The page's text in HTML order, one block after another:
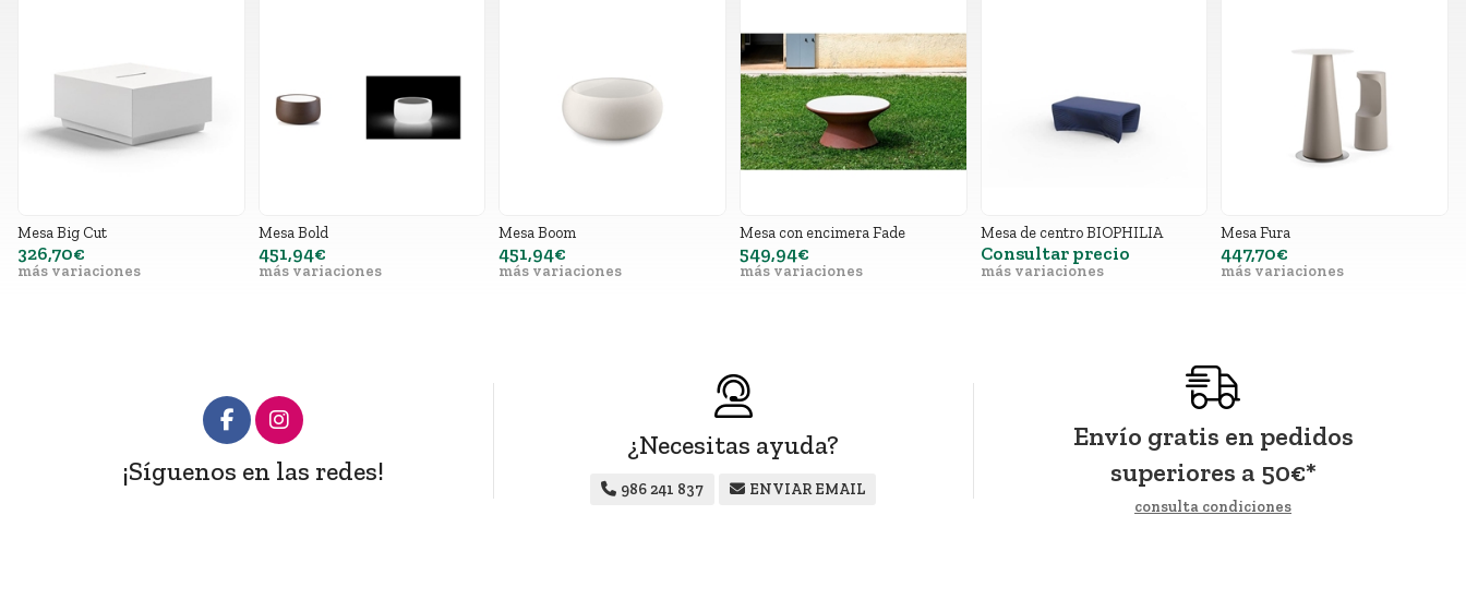
Mesa Big Cut
326,70€
más variaciones
Mesa Bold
451,94€
más variaciones
Mesa Boom
451,94€
más variaciones
Mesa con encimera Fade
549,94€
más variaciones
Mesa de centro BIOPHILIA
Consultar precio
más variaciones
Mesa Fura
447,70€
más variaciones
¡Síguenos en las redes!
¿Necesitas ayuda?
986 241 837 ENVIAR EMAIL
Envío gratis en pedidos
superiores a 50€*
consulta condiciones